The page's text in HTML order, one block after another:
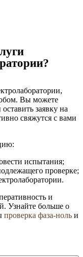
Вы можете
заявку на
свяжутся с вами
испытания;
проверке;
и
Узнайте больше о
проверка фаза-ноль и